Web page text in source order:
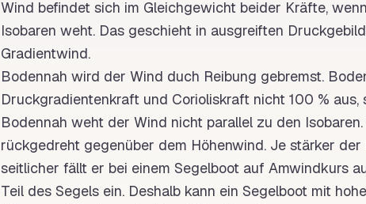
Wind befindet sich im Gleichgewicht beider Kräfte,
Isobaren weht. Das geschieht in ausgreiften
Gradientwind.
Bodennah wird der Wind duch Reibung gebremst.
Druckgradientenkraft und Corioliskraft nicht 100 %
Bodennah weht der Wind nicht parallel zu den Isobaren
rückgedreht gegenüber dem Höhenwind. Je stärker
seitlicher fällt er bei einem Segelboot auf Amwindkurs
Teil des Segels ein. Deshalb kann ein Segelboot mit